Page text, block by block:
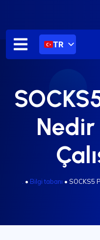
TR
Nedir
• Bilgi tabanı • SOCKS5